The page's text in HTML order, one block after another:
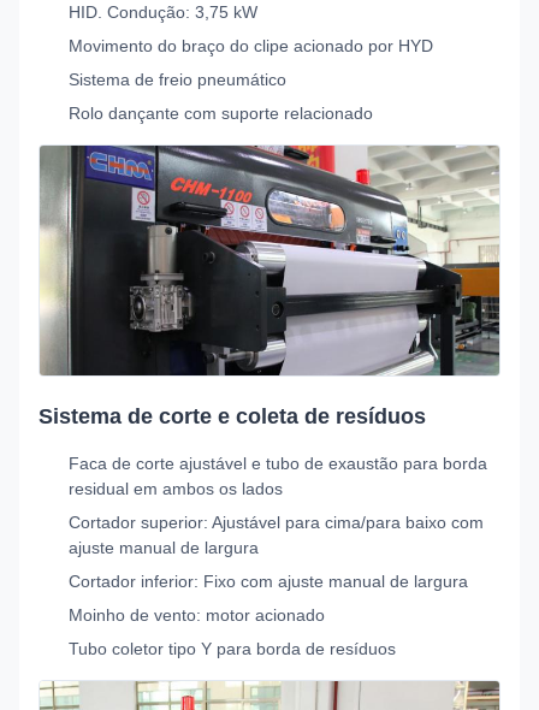
HID. Condução: 3,75 kW
Movimento do braço do clipe acionado por HYD
Sistema de freio pneumático
Rolo dançante com suporte relacionado
Sistema de corte e coleta de resíduos
Faca de corte ajustável e tubo de exaustão para borda
residual em ambos os lados
Cortador superior: Ajustável para cima/para baixo com
ajuste manual de largura
Cortador inferior: Fixo com ajuste manual de largura
Moinho de vento: motor acionado
Tubo coletor tipo Y para borda de resíduos